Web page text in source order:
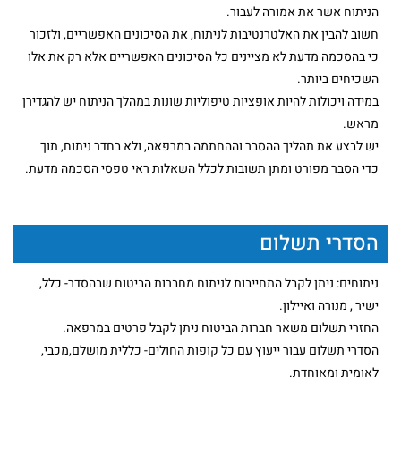
הניתוח אשר את אמורה לעבור.
חשוב להבין את האלטרנטיבות לניתוח, את הסיכונים האפשריים, ולזכור
כי בהסכמה מדעת לא מציינים כל הסיכונים האפשריים אלא רק את אלו
השכיחים ביותר.
במידה ויכולות להיות אופציות טיפוליות שונות במהלך הניתוח יש להגדירן
מראש.
יש לבצע את תהליך ההסבר וההחתמה במרפאה, ולא בחדר ניתוח, תוך
כדי הסבר מפורט ומתן תשובות לכלל השאלות ראי טפסי הסכמה מדעת.
הסדרי תשלום
ניתוחים: ניתן לקבל התחייבות לניתוח מחברות הביטוח שבהסדר- כלל,
ישיר , מנורה ואיילון.
החזרי תשלום משאר חברות הביטוח ניתן לקבל פרטים במרפאה.
הסדרי תשלום עבור ייעוץ עם כל קופות החולים- כללית מושלם,מכבי,
לאומית ומאוחדת.